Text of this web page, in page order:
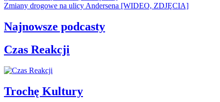
Zmiany drogowe na ulicy Andersena [WIDEO, ZDJĘCIA]
Najnowsze podcasty
Czas Reakcji
Trochę Kultury